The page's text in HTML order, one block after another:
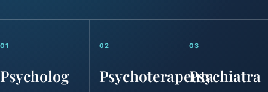
01
Psycholog
02
Psychoterapeuta
03
Psychiatra